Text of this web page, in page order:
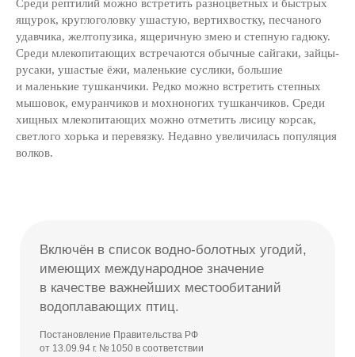
Среди рептилий можно встретить разноцветных и быстрых
ящурок, круглоголовку ушастую, вертихвостку, песчаного
удавчика, желтопузика, ящеричную змею и степную гадюку.
Среди млекопитающих встречаются обычные сайгаки, зайцы-
русаки, ушастые ёжи, маленькие суслики, большие
и маленькие тушканчики. Редко можно встретить степных
мышовок, емуранчиков и мохноногих тушканчиков. Среди
хищных млекопитающих можно отметить лисицу корсак,
светлого хорька и перевязку. Недавно увеличилась популяция
волков.
Постановление Правительства РФ
от 13.09.94 г. № 1050 в соответствии
Подобнее о заповеднике